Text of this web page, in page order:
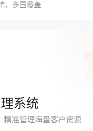
，多国覆盖
系统
精准管理海量客户资源